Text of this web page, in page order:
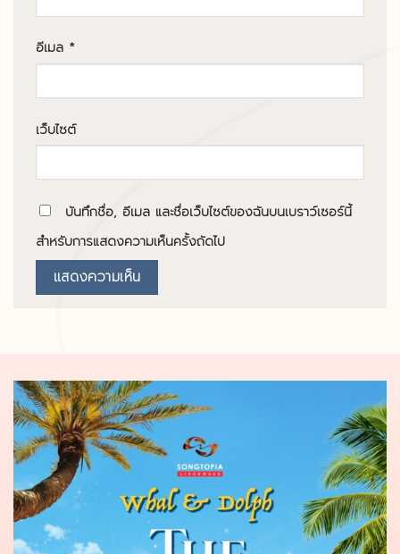
อีเมล *
เว็บไซต์
บันทึกชื่อ, อีเมล และชื่อเว็บไซต์ของฉันบนเบราว์เซอร์นี้
สำหรับการแสดงความเห็นครั้งถัดไป